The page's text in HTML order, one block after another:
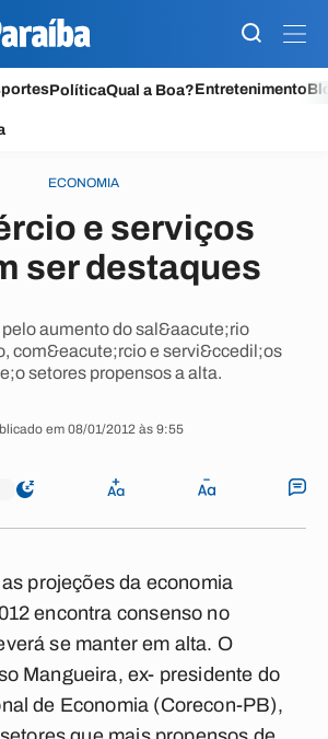
PolíticaQual a Boa?Entretenimento
ECONOMIA
e serviços
ser destaques
aumento do sal&aacute;rio
com&eacute;rcio e servi&ccedil;os
setores propensos a alta.
em 08/01/2012 às 9:55
projeções da economia
encontra consenso no
se manter em alta. O
Mangueira, ex- presidente do
de Economia (Corecon-PB),